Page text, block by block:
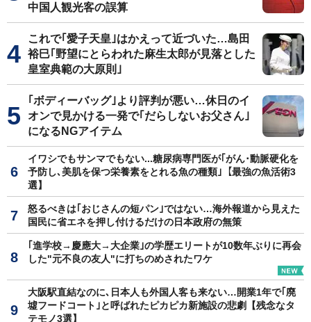
中国人観光客の誤算
これで｢愛子天皇｣はかえって近づいた…島田
裕巳｢野望にとらわれた麻生太郎が見落とした
皇室典範の大原則｣
｢ボディーバッグ｣より評判が悪い…休日のイ
オンで見かける一発で｢だらしないお父さん｣
になるNGアイテム
イワシでもサンマでもない...糖尿病専門医が｢がん･動脈硬化を
予防し､美肌を保つ栄養素をとれる魚の種類｣【最強の魚活術3
選】
怒るべきは｢おじさんの短パン｣ではない…海外報道から見えた
国民に省エネを押し付けるだけの日本政府の無策
｢進学校→慶應大→大企業｣の学歴エリートが10数年ぶりに再会
した"元不良の友人"に打ちのめされたワケ
大阪駅直結なのに､日本人も外国人客も来ない…開業1年で｢廃
墟フードコート｣と呼ばれたピカピカ新施設の悲劇【残念なタ
テモノ3選】